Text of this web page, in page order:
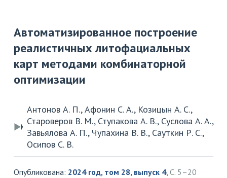
Автоматизированное построение
реалистичных литофациальных
карт методами комбинаторной
оптимизации
Антонов А. П., Афонин С. А., Козицын А. С.,
Староверов В. М., Ступакова А. В., Суслова А. А.,
Завьялова А. П., Чупахина В. В., Сауткин Р. С.,
Осипов С. В.
Опубликована: 2024 год, том 28, выпуск 4, С. 5–20